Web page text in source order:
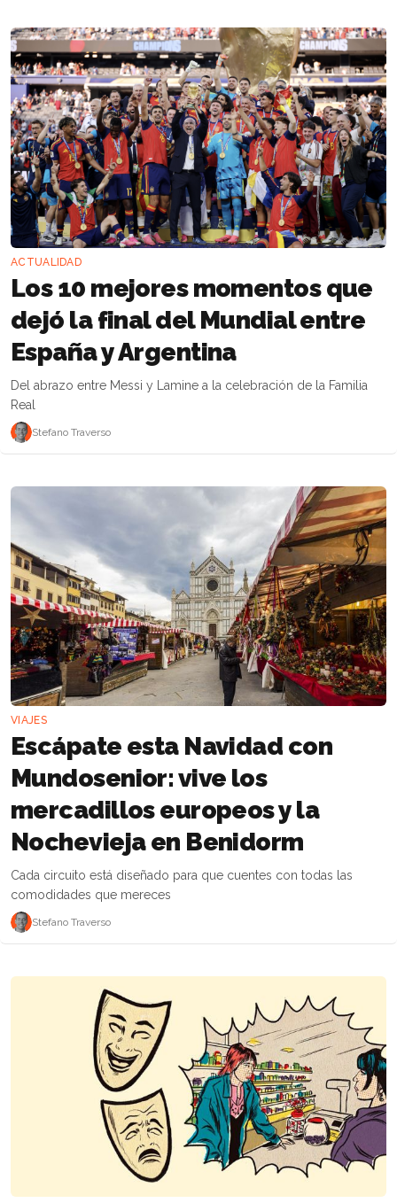
ACTUALIDAD
Los 10 mejores momentos que
dejó la final del Mundial entre
España y Argentina
Del abrazo entre Messi y Lamine a la celebración de la Familia
Real
Stefano Traverso
VIAJES
Escápate esta Navidad con
Mundosenior: vive los
mercadillos europeos y la
Nochevieja en Benidorm
Cada circuito está diseñado para que cuentes con todas las
comodidades que mereces
Stefano Traverso